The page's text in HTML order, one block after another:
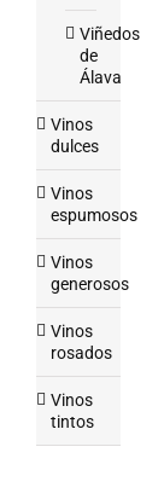
Viñedos
de
Álava
Vinos
dulces
Vinos
espumosos
Vinos
generosos
Vinos
rosados
Vinos
tintos